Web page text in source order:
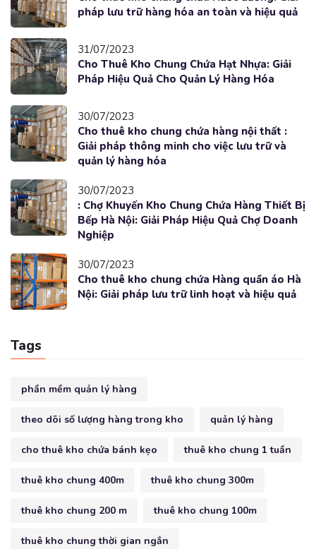
pháp lưu trữ hàng hóa an toàn và hiệu quả
31/07/2023
Cho Thuê Kho Chung Chứa Hạt Nhựa: Giải
Pháp Hiệu Quả Cho Quản Lý Hàng Hóa
30/07/2023
Cho thuê kho chung chứa hàng nội thất :
Giải pháp thông minh cho việc lưu trữ và
quản lý hàng hóa
30/07/2023
: Chợ Khuyến Kho Chung Chứa Hàng Thiết Bị
Bếp Hà Nội: Giải Pháp Hiệu Quả Chợ Doanh
Nghiệp
30/07/2023
Cho thuê kho chung chứa Hàng quần áo Hà
Nội: Giải pháp lưu trữ linh hoạt và hiệu quả
Tags
phần mềm quản lý hàng
theo dõi số lượng hàng trong kho quản lý hàng
cho thuê kho chứa bánh kẹo thuê kho chung 1 tuần
thuê kho chung 400m thuê kho chung 300m
thuê kho chung 200 m thuê kho chung 100m
thuê kho chung thời gian ngắn